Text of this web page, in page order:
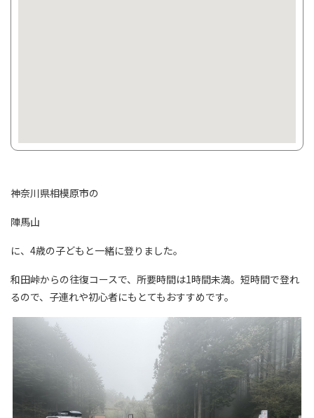
神奈川県相模原市の
陣馬山
に、4歳の子どもと一緒に登りました。
和田峠からの往復コースで、所要時間は1時間未満。短時間で登れ
るので、子連れや初心者にもとてもおすすめです。